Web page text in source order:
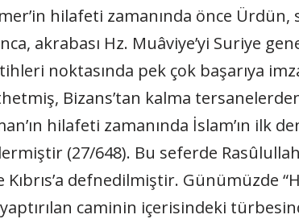
hilafeti zamanında önce Ürdün,
akrabası Hz. Muâviye’yi Suriye
noktasında pek çok başarıya
Bizans’tan kalma
hilafeti zamanında İslam’ın ilk
(27/648). Bu seferde
defnedilmiştir. Günümüzde
yaptırılan caminin içerisindeki